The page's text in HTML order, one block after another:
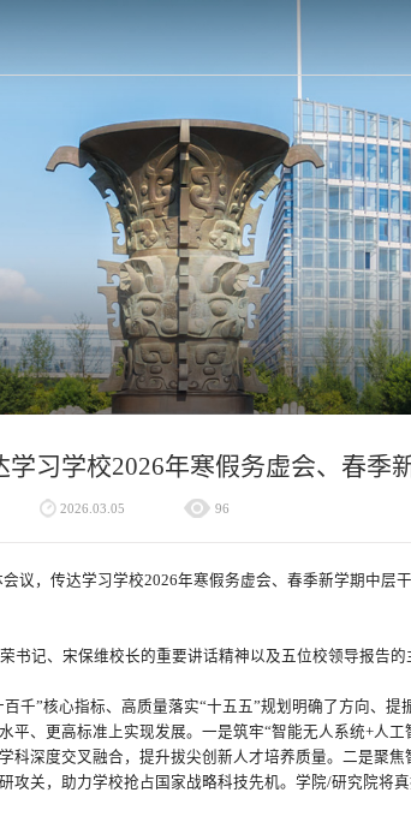
习学校2026年寒假务虚会、春季
2026.03.05 96
议，传达学习学校2026年寒假务虚会、春季新学期中层
记、宋保维校长的重要讲话精神以及五位校领导报告的
千”核心指标、高质量落实“十五五”规划明确了方向、
、更高标准上实现发展。一是筑牢“智能无人系统+人
科深度交叉融合，提升拔尖创新人才培养质量。二是聚
关，助力学校抢占国家战略科技先机。学院/研究院将